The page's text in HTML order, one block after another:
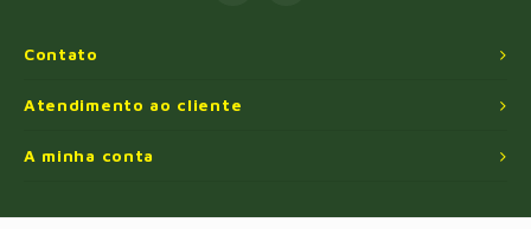
Contato
Atendimento ao cliente
A minha conta